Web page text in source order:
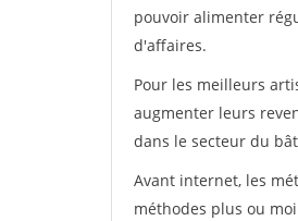
pouvoir alimenter
d'affaires.
Pour les meilleurs
augmenter leurs
dans le secteur du
Avant internet, les
méthodes plus ou